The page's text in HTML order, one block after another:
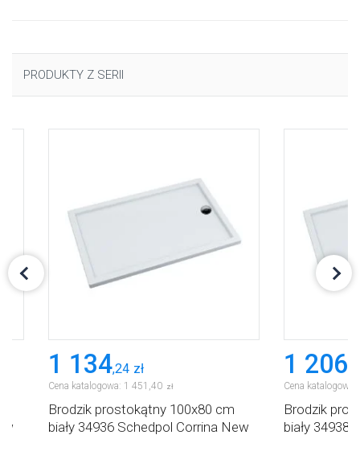
PRODUKTY Z SERII
1 134,24 zł
Cena katalogowa: 1 451 40 zł
Brodzik prostokątny 100x80 cm
biały 34936 Schedpol Corrina New
1 206
Cena katalogowa:
Brodzik
biały 34938